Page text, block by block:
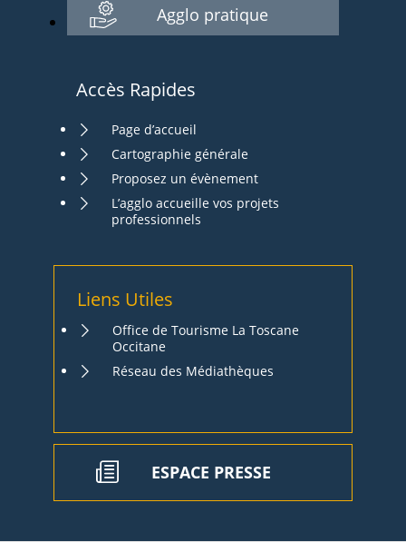
Agglo pratique
Accès Rapides
Page d’accueil
Cartographie générale
Proposez un évènement
L’agglo accueille vos projets
professionnels
Liens Utiles
Office de Tourisme La Toscane
Occitane
Réseau des Médiathèques
ESPACE PRESSE